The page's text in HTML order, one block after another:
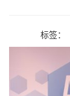
标签：